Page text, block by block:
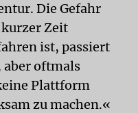
Die Gefahr
kurzer Zeit
ist, passiert
aber oftmals
Plattform
zu machen.«